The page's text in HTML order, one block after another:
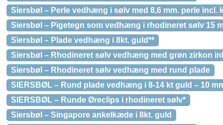
Siersbøl – Perle vedhæng i sølv med 8,6 mm. perle incl.
Siersbøl – Pigetegn som vedhæng i rhodineret sølv 15
Siersbøl – Plade vedhæng i 8kt. guld**
Siersbøl – Rhodineret sølv vedhæng med grøn zirkon
Siersbøl – Rhodineret sølv vedhæng med rund plade
SIERSBØL – Rund plade vedhæng i 8-14 kt guld – 10
SIERSBØL – Runde Øreclips i rhodineret sølv*
Siersbøl – Singapore ankelkæde i 8kt. guld